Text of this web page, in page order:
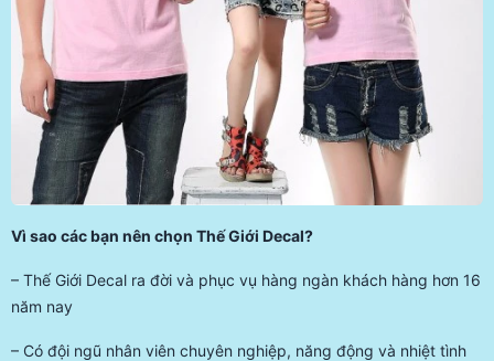
Vì sao các bạn nên chọn Thế Giới Decal?
– Thế Giới Decal ra đời và phục vụ hàng ngàn khách hàng hơn 16
năm nay
– Có đội ngũ nhân viên chuyên nghiệp, năng động và nhiệt tình